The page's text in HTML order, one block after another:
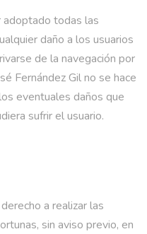
adoptado todas las
daño a los usuarios
de la navegación por
Fernández Gil no se hace
eventuales daños que
sufrir el usuario.
a realizar las
sin aviso previo, en